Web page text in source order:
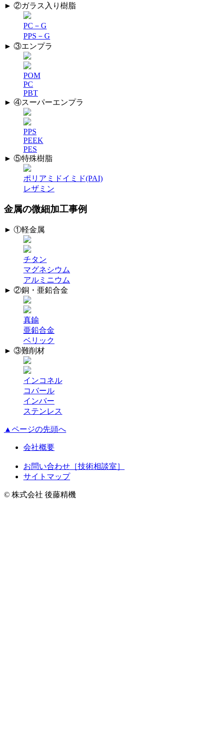
► ②ガラス入り樹脂
PC－G
PPS－G
► ③エンプラ
POM
PC
PBT
► ④スーパーエンプラ
PPS
PEEK
PES
► ⑤特殊樹脂
ポリアミドイミド(PAI)
レザミン
金属の微細加工事例
► ①軽金属
チタン
マグネシウム
アルミニウム
► ②銅・亜鉛合金
真鍮
亜鉛合金
ベリック
► ③難削材
インコネル
コバール
インバー
ステンレス
▲ページの先頭へ
会社概要
お問い合わせ［技術相談室］
サイトマップ
© 株式会社 後藤精機